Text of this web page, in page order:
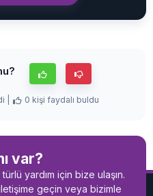
| 0 kişi faydalı buldu
var?
yardım için bize ulaşın.
geçin veya bizimle